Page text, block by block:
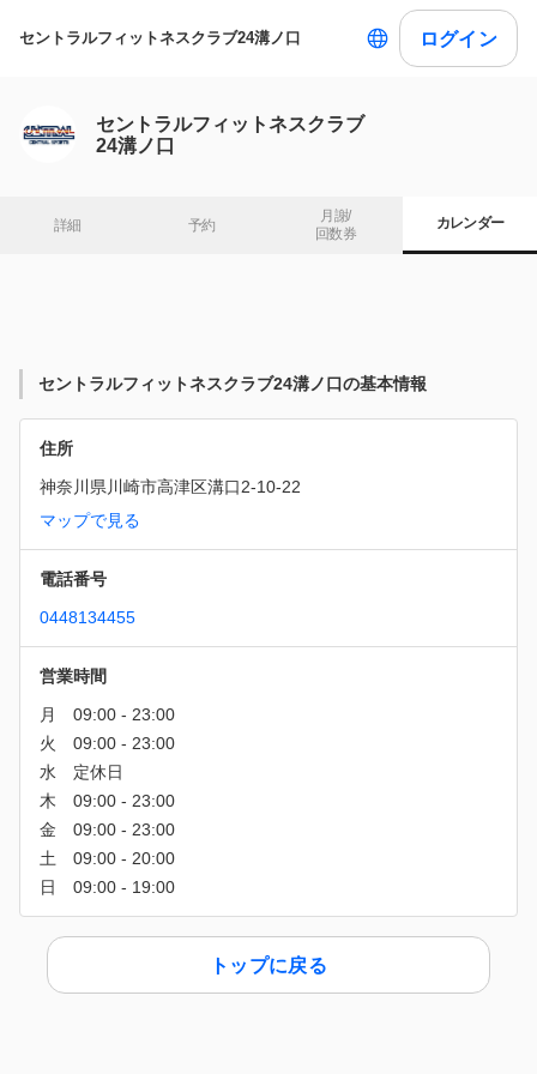
セントラルフィットネスクラブ24溝ノ口 ログイン
セントラルフィットネスクラブ
24溝ノ口
詳細 予約
月謝/
回数券
カレンダー
セントラルフィットネスクラブ24溝ノ口の基本情報
住所
神奈川県川崎市高津区溝口2-10-22
マップで見る
電話番号
0448134455
営業時間
トップに戻る